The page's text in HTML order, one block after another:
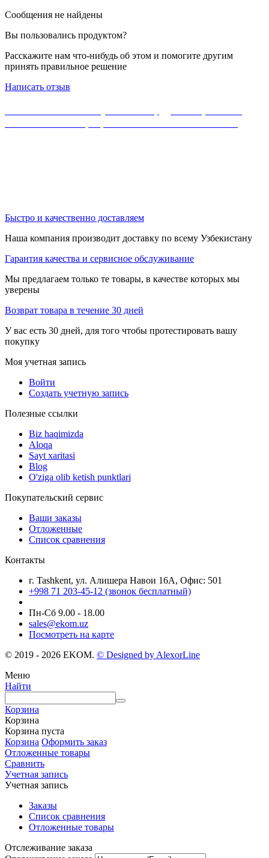
Сообщения не найдены
Вы пользовались продуктом?
Расскажите нам что-нибудь об этом и помогите другим
принять правильное решение
Написать отзыв
Быстро и качественно доставляем
Наша компания производит доставку по всему Узбекистану
Гарантия качества и сервисное обслуживание
Мы предлагаем только те товары, в качестве которых мы
уверены
Возврат товара в течение 30 дней
У вас есть 30 дней, для того чтобы протестировать вашу
покупку
Моя учетная запись
Войти
Создать учетную запись
Полезные ссылки
Biz haqimizda
Aloqa
Sayt xaritasi
Blog
O'ziga olib ketish punktlari
Покупательский сервис
Ваши заказы
Отложенные
Список сравнения
Контакты
г. Tashkent, ул. Алишера Навои 16А, Офис: 501
+998 71 203-45-12 (звонок бесплатный)
Пн-Cб 9.00 - 18.00
sales@ekom.uz
Посмотреть на карте
© 2019 - 2026 EKOM. © Designed by AlexorLine
Меню
Найти
Корзина
Корзина
Корзина пуста
Корзина Оформить заказ
Отложенные товары
Сравнить
Учетная запись
Учетная запись
Заказы
Список сравнения
Отложенные товары
Отслеживание заказа